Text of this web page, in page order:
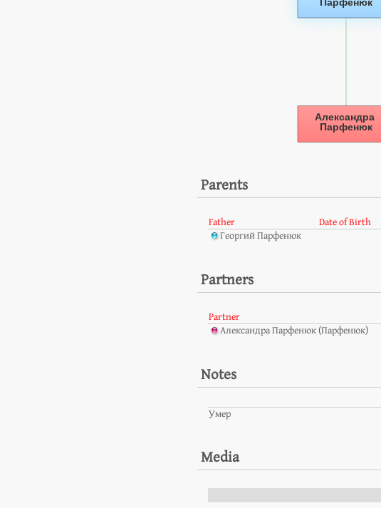
Parents
Father Date of Birth
Георгий Парфенюк
Partners
Partner
Александра Парфенюк (Парфенюк)
Notes
Умер
Media